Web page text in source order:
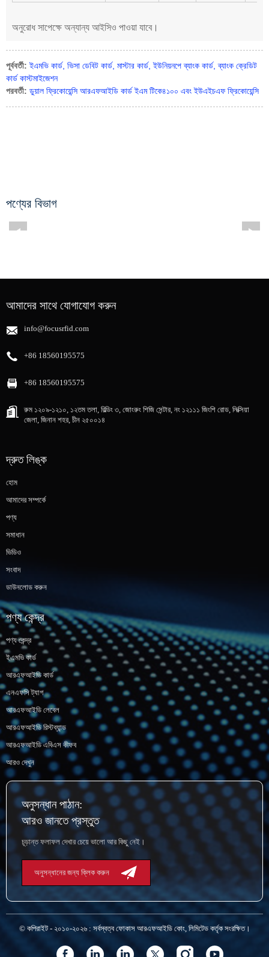
অনুরোধ সাপেক্ষে অন্যান্য আইসিও পাওয়া যাবে।
পূর্ববর্তী: ইএমভি কার্ড, ভিসা ডেবিট কার্ড, মাস্টার কার্ড, ইউনিয়নপে ব্যাংক কার্ড, ব্যাংক ক্রেডিট
কার্ড কাস্টমাইজেশন
পরবর্তী: ডুয়াল ফ্রিকোয়েন্সি আরএফআইডি কার্ড ইএম টিকে৪১০০ এবং ইউএইচএফ ফ্রিকোয়েন্সি
পণ্যের বিভাগ
আমাদের সাথে যোগাযোগ করুন
info@focusrfid.com
+86 18560195575
+86 18560195575
রুম ১২০৯-১২১০, ১২তম তলা, বিল্ডিং ৩, জোংরুং শিজি সেন্টার, নং ১২১১১ জিংশি রোড, লিক্সিয়া
জেলা, জিনান শহর, চীন ২৫০০১৪
দ্রুত লিঙ্ক
হোম
আমাদের সম্পর্কে
পণ্য
সমাধান
ভিডিও
সংবাদ
ডাউনলোড করুন
পণ্য কেন্দ্র
পণ্য কেন্দ্র
ইএমভি কার্ড
আরএফআইডি কার্ড
এনএফসি ট্যাগ
আরএফআইডি লেবেল
আরএফআইডি রিস্টব্যান্ড
আরএফআইডি এবিএস কীফব
আরও দেখুন
অনুসন্ধান পাঠান:
আরও জানতে প্রস্তুত
চূড়ান্ত ফলাফল দেখার চেয়ে ভালো আর কিছু নেই।
অনুসন্ধানের জন্য ক্লিক করুন
© কপিরাইট - ২০১০-২০২৬ : সর্বস্বত্ব ফোকাস আরএফআইডি কোং, লিমিটেড কর্তৃক সংরক্ষিত।